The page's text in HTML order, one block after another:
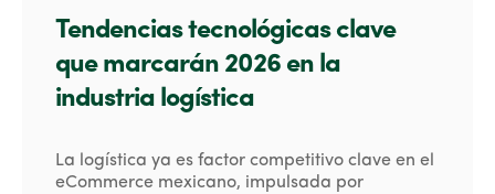
Tendencias tecnológicas clave
que marcarán 2026 en la
industria logística
La logística ya es factor competitivo clave en el
eCommerce mexicano, impulsada por